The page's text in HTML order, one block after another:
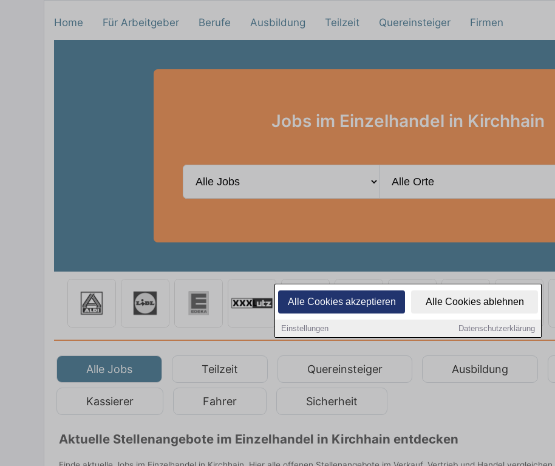
Alle Cookies akzeptieren Alle Cookies ablehnen
Einstellungen Datenschutzerklärung
Home Für Arbeitgeber Berufe Ausbildung Teilzeit Quereinsteiger Firmen
Jobs im Einzelhandel in Kirchhain
Alle Jobs Teilzeit Quereinsteiger Ausbildung
Kassierer Fahrer Sicherheit
Aktuelle Stellenangebote im Einzelhandel in Kirchhain entdecken